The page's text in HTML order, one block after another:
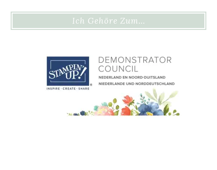
Ich Gehöre Zum…